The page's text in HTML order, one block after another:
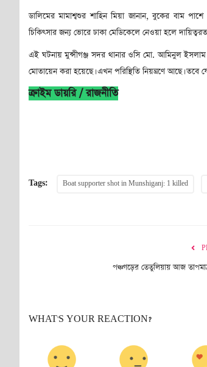
ডালিমের মামাশ্বশুর শাহিন মিয়া জানান, বুকের বাম
চিকিৎসার জন্য ভোরে ঢাকা মেডিকেলে নেওয়া হলে
এই ঘটনায় মুন্সীগঞ্জ সদর থানার ওসি মো. আমিনুল
মোতায়েন করা হয়েছে। এখন পরিস্থিতি নিয়ন্ত্রণে আছে।
ক্রাইম ডায়রি / রাজনীতি
Tags: Boat supporter shot in Munshiganj: 1 killed
পঞ্চগড়ের তেতুলিয়ায় আজ
WHAT'S YOUR REACTION?